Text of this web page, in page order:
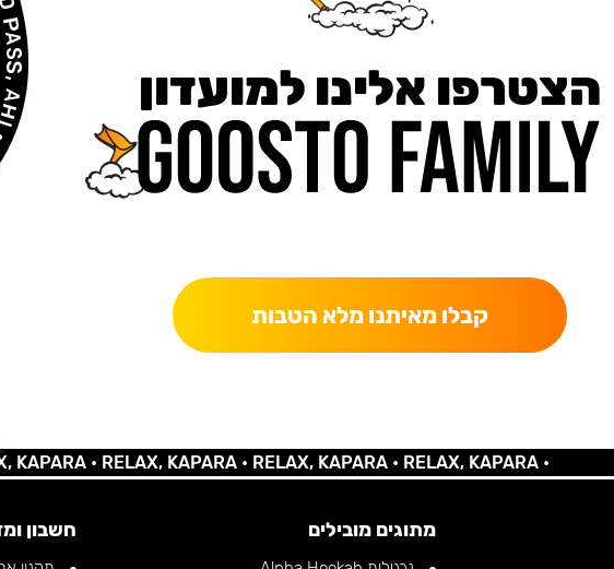
הצטרפו אלינו למועדון
קבלו מאיתנו מלא הטבות
•RELAX, KAPARA •RELAX, KAPARA •RELAX, KAPARA •
מתוגים מובילים חשבון